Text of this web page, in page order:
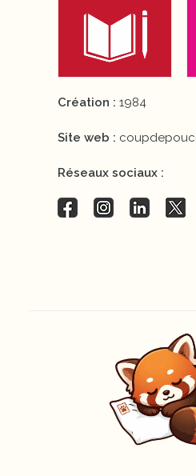
Création : 1984
Site web :
Réseaux sociaux :